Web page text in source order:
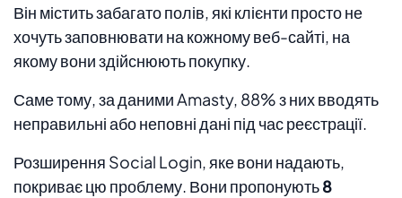
Він містить забагато полів, які клієнти просто не
хочуть заповнювати на кожному веб-сайті, на
якому вони здійснюють покупку.
Саме тому, за даними Amasty, 88% з них вводять
неправильні або неповні дані під час реєстрації.
Розширення Social Login, яке вони надають,
покриває цю проблему. Вони пропонують8